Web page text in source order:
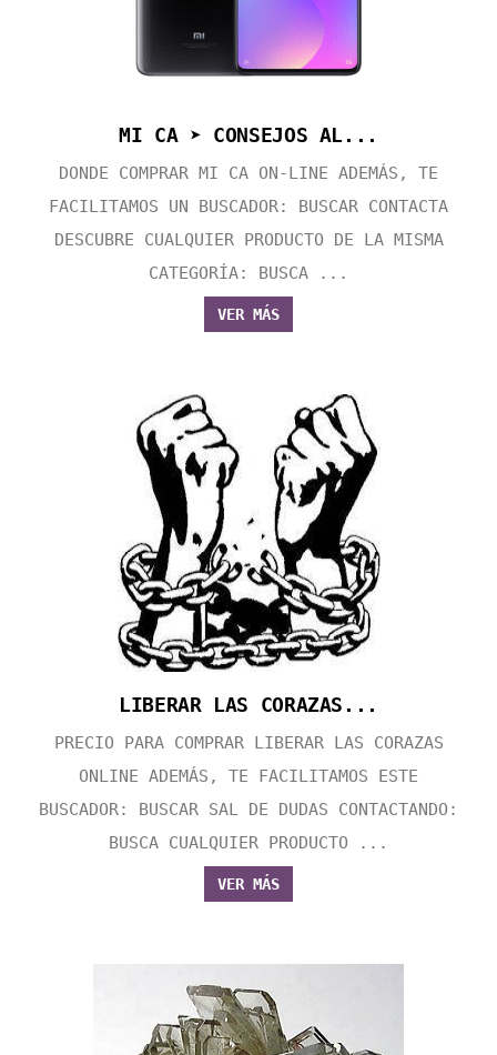
MI CA ➤ CONSEJOS AL...
DONDE COMPRAR MI CA ON-LINE ADEMÁS, TE
FACILITAMOS UN BUSCADOR: BUSCAR CONTACTA
DESCUBRE CUALQUIER PRODUCTO DE LA MISMA
CATEGORÍA: BUSCA ...
VER MÁS
LIBERAR LAS CORAZAS...
PRECIO PARA COMPRAR LIBERAR LAS CORAZAS
ONLINE ADEMÁS, TE FACILITAMOS ESTE
BUSCADOR: BUSCAR SAL DE DUDAS CONTACTANDO:
BUSCA CUALQUIER PRODUCTO ...
VER MÁS